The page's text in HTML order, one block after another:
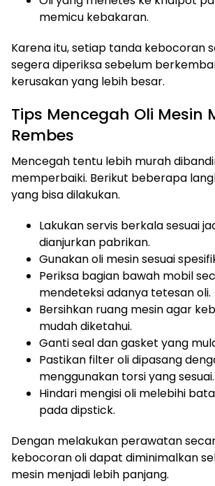
memicu kebakaran.
Karena itu, setiap tanda kebocoran
segera diperiksa sebelum
kerusakan yang lebih besar.
Tips Mencegah Oli Mesin
Rembes
Mencegah tentu lebih murah
memperbaiki. Berikut beberapa
yang bisa dilakukan.
Lakukan servis berkala sesuai
dianjurkan pabrikan.
Gunakan oli mesin sesuai
Periksa bagian bawah mobil
mendeteksi adanya tetesan oli.
Bersihkan ruang mesin agar
mudah diketahui.
Ganti seal dan gasket yang
Pastikan filter oli dipasang
menggunakan torsi yang sesuai.
Hindari mengisi oli melebihi
pada dipstick.
Dengan melakukan perawatan
kebocoran oli dapat diminimalkan
mesin menjadi lebih panjang.